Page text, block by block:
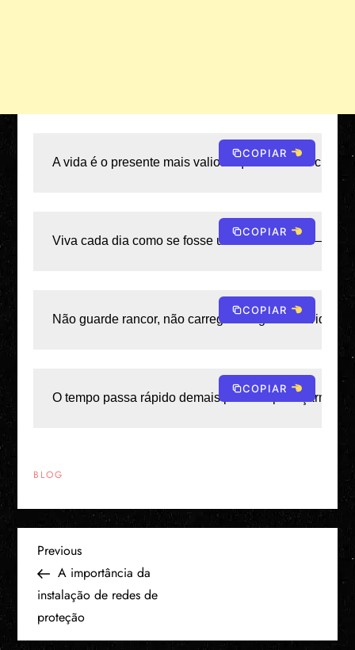
A vida é o presente mais valioso que temos — cuide
COPIAR
Viva cada dia como se fosse uma obra de arte —
COPIAR
Não guarde rancor, não carregue mágoa — a vida é
COPIAR
O tempo passa rápido demais para
COPIAR
BLOG
N
a
v
Previous
Post
Previous
A importância da
instalação de redes de
proteção